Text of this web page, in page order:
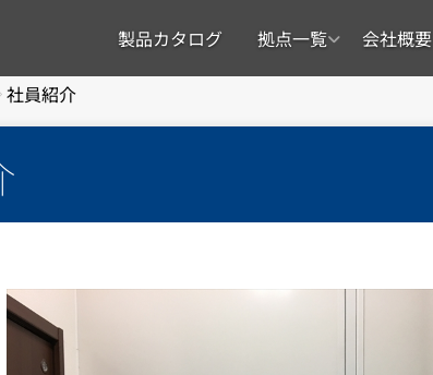
製品カタログ 拠点一覧 会社概要
社員紹介